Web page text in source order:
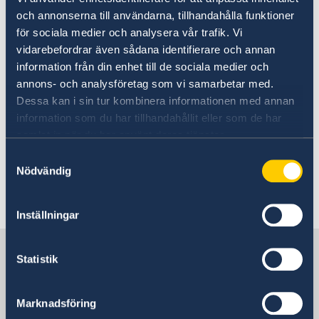
och annonserna till användarna, tillhandahålla funktioner
för sociala medier och analysera vår trafik. Vi
vidarebefordrar även sådana identifierare och annan
information från din enhet till de sociala medier och
annons- och analysföretag som vi samarbetar med.
Dessa kan i sin tur kombinera informationen med annan
information som du har tillhandahållit eller som de har
samlat in när du har använt deras tjänster.
Nödvändig
Inställningar
Statistik
Marknadsföring
UD:s reseinformation på
regeringen.se
Ladda ner appen UD Resklar
Ladda ner UD Resklar på Google Play
Följ UD Resklar på Facebook och X
UD Resklar på X
Sverige i Malawi
Sveriges ambassad